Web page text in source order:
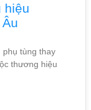
hiệu
phụ tùng thay
thương hiệu